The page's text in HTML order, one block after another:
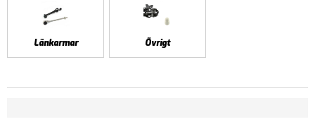
Länkarmar Övrigt